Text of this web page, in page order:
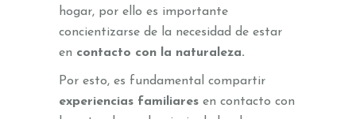
hogar, por ello es importante
concientizarse de la necesidad de estar
en contacto con la naturaleza.
Por esto, es fundamental compartir
experiencias familiares en contacto con